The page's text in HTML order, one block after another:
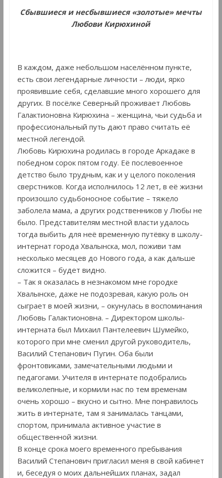
Сбывшиеся и несбывшиеся «золотые» мечты
Любови Кирюхиной
В каждом, даже небольшом населённом пункте,
есть свои легендарные личности – люди, ярко
проявившие себя, сделавшие много хорошего для
других. В посёлке Северный проживает Любовь
Галактионовна Кирюхина – женщина, чьи судьба и
профессиональный путь дают право считать её
местной легендой.
Любовь Кирюхина родилась в городе Аркадаке в
победном сорок пятом году. Её послевоенное
детство было трудным, как и у целого поколения
сверстников. Когда исполнилось 12 лет, в её жизни
произошло судьбоносное событие – тяжело
заболела мама, а других родственников у Любы не
было. Представителям местной власти удалось
тогда выбить для неё временную путёвку в школу-
интернат города Хвалынска, мол, поживи там
несколько месяцев до Нового года, а как дальше
сложится – будет видно.
– Так я оказалась в незнакомом мне городке
Хвалынске, даже не подозревая, какую роль он
сыграет в моей жизни, – окунулась в воспоминания
Любовь Галактионовна. – Директором школы-
интерната был Михаил Пантелеевич Шумейко,
которого при мне сменил другой руководитель,
Василий Степанович Пугин. Оба были
фронтовиками, замечательными людьми и
педагогами. Учителя в интернате подобрались
великолепные, и кормили нас по тем временам
очень хорошо – вкусно и сытно. Мне понравилось
жить в интернате, там я занималась танцами,
спортом, принимала активное участие в
общественной жизни.
В конце срока моего временного пребывания
Василий Степанович пригласил меня в свой кабинет
и, беседуя о моих дальнейших планах, задал